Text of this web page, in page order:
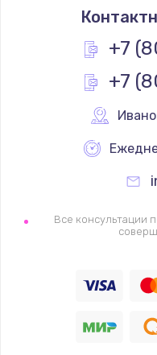
Не
+7
+7
Все консультации